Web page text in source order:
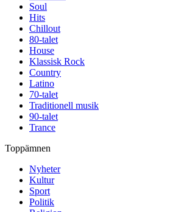
Soul
Hits
Chillout
80-talet
House
Klassisk Rock
Country
Latino
70-talet
Traditionell musik
90-talet
Trance
Toppämnen
Nyheter
Kultur
Sport
Politik